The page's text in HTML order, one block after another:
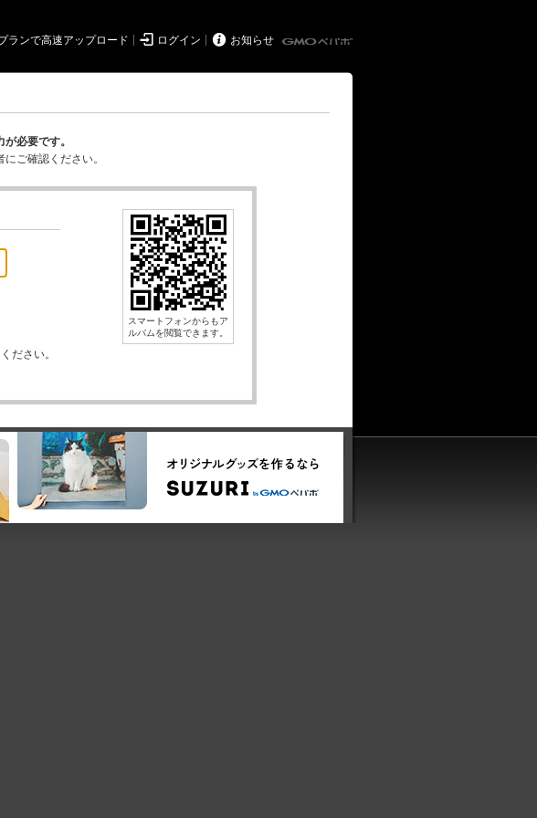
ランで高速アップロード  ログイン  お知らせ
必要です。
ご確認ください。
ださい。
スマートフォンからもア
ルバムを閲覧できます。